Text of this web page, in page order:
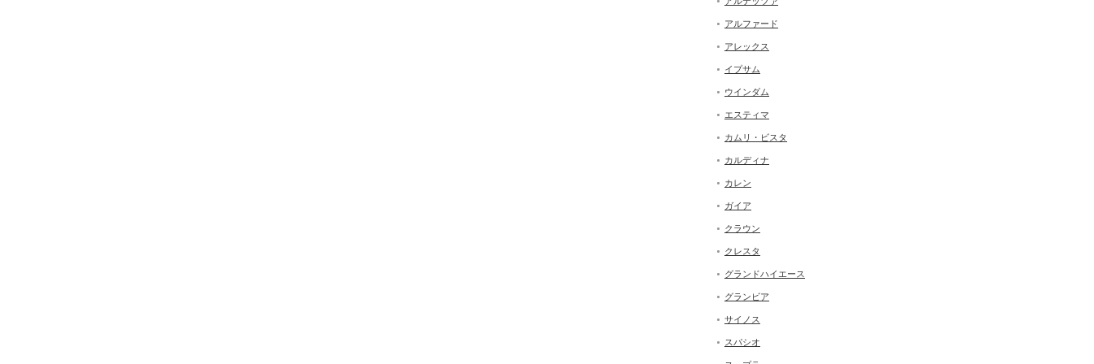
アルファード
アレックス
イプサム
ウインダム
エスティマ
カムリ・ビスタ
カルディナ
カレン
ガイア
クラウン
クレスタ
グランドハイエース
グランビア
サイノス
スパシオ